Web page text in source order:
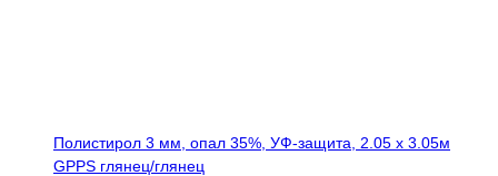
Полистирол 3 мм, опал 35%, УФ-защита, 2.05 х 3.05м
GPPS глянец/глянец